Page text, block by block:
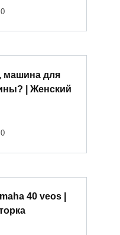
0
машина для
| Женский
0
40 veos |